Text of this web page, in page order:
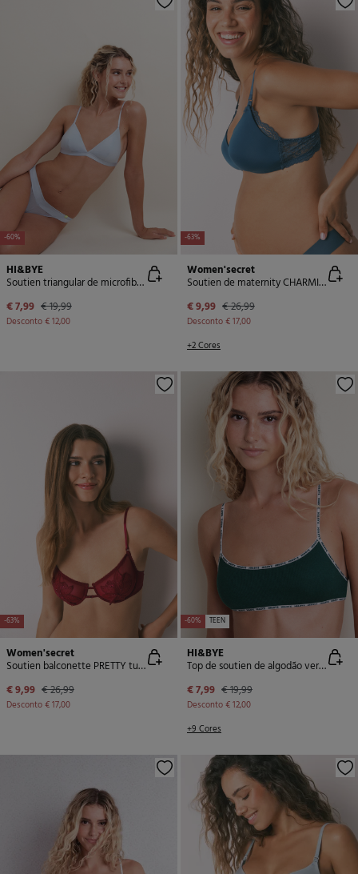
-60%
HI&BYE
Soutien triangular de microfibra azul claro com glitter
€ 7,99 € 19,99
Desconto€ 12,00
-63%
Women'secret
Soutien de maternity CHARMING em microfibra verde
€ 9,99 € 26,99
Desconto€ 17,00
+2 Cores
-63%
Women'secret
Soutien balconette PRETTY tule vermelho brilho
€ 9,99 € 26,99
Desconto€ 17,00
-60% TEEN
HI&BYE
Top de soutien de algodão verde com copas removíveis
€ 7,99 € 19,99
Desconto€ 12,00
+9 Cores